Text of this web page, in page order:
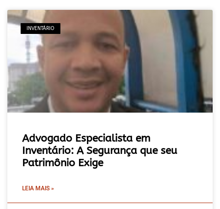
INVENTÁRIO
Advogado Especialista em
Inventário: A Segurança que seu
Patrimônio Exige
LEIA MAIS »